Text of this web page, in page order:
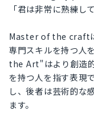
「君は非常に熟練し
Master of the craft
専門スキルを持つ人
the Art"はより創造
を持つ人を指す表現
し、後者は芸術的な
ます。